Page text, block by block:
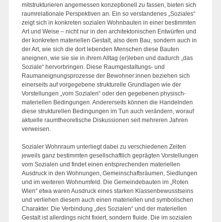
mitstrukturieren angemessen konzeptionell zu fassen, bieten sich
raumrelationale Perspektiven an. Ein so verstandenes „Soziales“
zeigt sich in konkreten sozialen Wohnbauten in einer bestimmten
Art und Weise – nicht nur in den architektonischen Entwürfen und
der konkreten materiellen Gestalt, also dem Bau, sondern auch in
der Art, wie sich die dort lebenden Menschen diese Bauten
aneignen, wie sie sie in ihrem Alltag (er)leben und dadurch „das
Soziale“ hervorbringen. Diese Raumgestaltungs- und
Raumaneignungsprozesse der Bewohner:innen beziehen sich
einerseits auf vorgegebene strukturelle Grundlagen wie der
Vorstellungen „vom Sozialen“ oder den gegebenen physisch-
materiellen Bedingungen. Andererseits können die Handelnden
diese strukturellen Bedingungen im Tun auch verändern, worauf
aktuelle raumtheoretische Diskussionen seit mehreren Jahren
verweisen.
Sozialer Wohnraum unterliegt dabei zu verschiedenen Zeiten
jeweils ganz bestimmten gesellschaftlich geprägten Vorstellungen
vom Sozialen und findet einen entsprechenden materiellen
Ausdruck in den Wohnungen, Gemeinschaftsräumen, Siedlungen
und im weiteren Wohnumfeld. Die Gemeindebauten im „Roten
Wien“ etwa waren Ausdruck eines starken Klassenbewusstseins
und verliehen diesem auch einen materiellen und symbolischen
Charakter. Die Verbindung „des Sozialen“ und der materiellen
Gestalt ist allerdings nicht fixiert, sondern fluide. Die im sozialen